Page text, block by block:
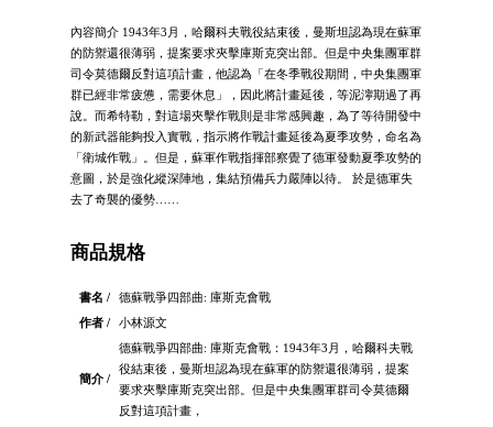
內容簡介 1943年3月，哈爾科夫戰役結束後，曼斯坦認為現在蘇軍
的防禦還很薄弱，提案要求夾擊庫斯克突出部。但是中央集團軍群
司令莫德爾反對這項計畫，他認為「在冬季戰役期間，中央集團軍
群已經非常疲憊，需要休息」，因此將計畫延後，等泥濘期過了再
說。而希特勒，對這場夾擊作戰則是非常感興趣，為了等待開發中
的新武器能夠投入實戰，指示將作戰計畫延後為夏季攻勢，命名為
「衛城作戰」。但是，蘇軍作戰指揮部察覺了德軍發動夏季攻勢的
意圖，於是強化縱深陣地，集結預備兵力嚴陣以待。 於是德軍失
去了奇襲的優勢……
商品規格
書名 /
德蘇戰爭四部曲: 庫斯克會戰
作者 /
小林源文
簡介 /
德蘇戰爭四部曲: 庫斯克會戰：1943年3月，哈爾科夫戰
役結束後，曼斯坦認為現在蘇軍的防禦還很薄弱，提案
要求夾擊庫斯克突出部。但是中央集團軍群司令莫德爾
反對這項計畫，